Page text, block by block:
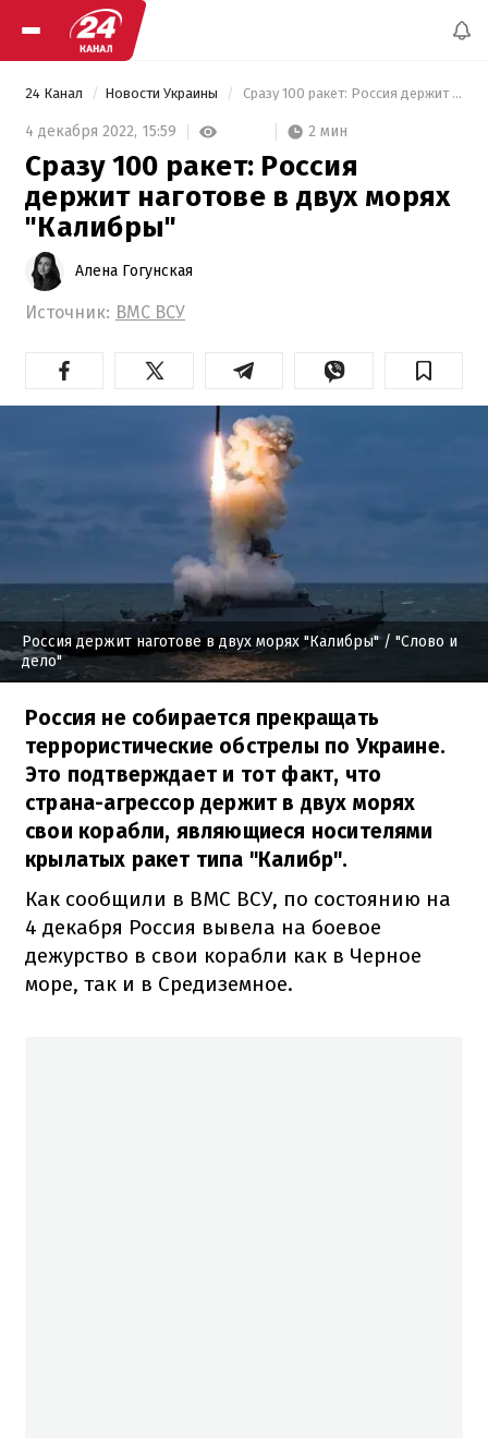
24 Канал Новости Украины Сразу 100 ракет: Россия держит наготове в двух морях "Калибры"
4 декабря 2022, 15:59 2 мин
Сразу 100 ракет: Россия
держит наготове в двух морях
"Калибры"
Алена Гогунская
Источник: ВМС ВСУ
Россия держит наготове в двух морях "Калибры"/ "Слово и
дело"
Россия не собирается прекращать
террористические обстрелы по Украине.
Это подтверждает и тот факт, что
страна-агрессор держит в двух морях
свои корабли, являющиеся носителями
крылатых ракет типа "Калибр".
Как сообщили в ВМС ВСУ, по состоянию на
4 декабря Россия вывела на боевое
дежурство в свои корабли как в Черное
море, так и в Средиземное.